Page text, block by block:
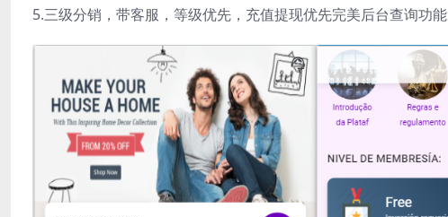
5.三级分销，带客服，等级优先，充值提现优先完美后台查询功能